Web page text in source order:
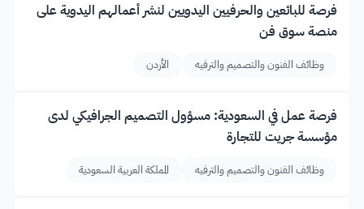
فرصة للبائعين والحرفيين اليدويين لنشر أعمالهم اليدوية على
منصة سوق فن
وظائف الفنون والتصميم والترفيه الأردن
فرصة عمل في السعودية: مسؤول التصميم الجرافيكي لدى
مؤسسة جريت للتجارة
وظائف الفنون والتصميم والترفيه المملكة العربية السعودية